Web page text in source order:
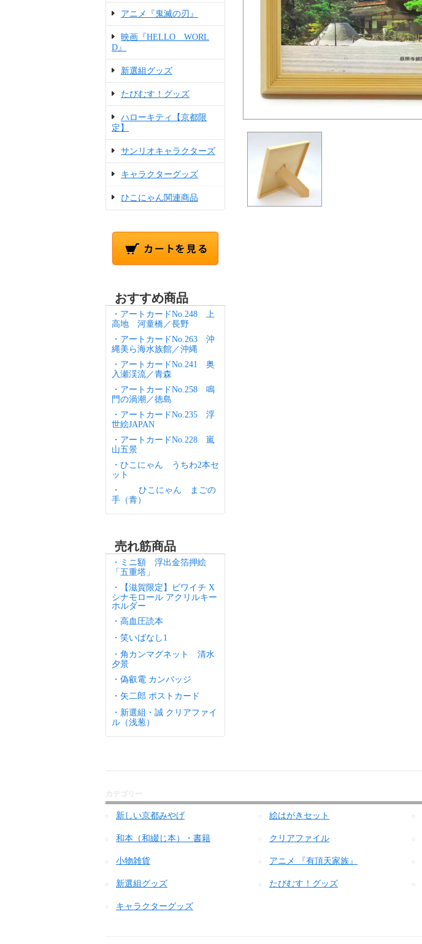
アニメ『鬼滅の刃』
映画『HELLO WORL
D』
新選組グッズ
たびむす！グッズ
ハローキティ【京都限
定】
サンリオキャラクターズ
キャラクターグッズ
ひこにゃん関連商品
おすすめ商品
・アートカードNo.248 上
高地 河童橋／長野
・アートカードNo.263 沖
縄美ら海水族館／沖縄
・アートカードNo.241 奥
入瀬渓流／青森
・アートカードNo.258 鳴
門の渦潮／徳島
・アートカードNo.235 浮
世絵JAPAN
・アートカードNo.228 嵐
山五景
・ひこにゃん うちわ2本セ
ット
・ ひこにゃん まごの
手（青）
売れ筋商品
・ミニ額 浮出金箔押絵
「五重塔」
・【滋賀限定】ビワイチ X
シナモロール アクリルキー
ホルダー
・高血圧読本
・笑いばなし1
・角カンマグネット 清水
夕景
・偽叡電 カンバッジ
・矢二郎 ポストカード
・新選組・誠 クリアファイ
ル（浅葱）
カテゴリー
新しい京都みやげ 絵はがきセット
和本（和綴じ本）・書籍 クリアファイル
小物雑貨 アニメ 『有頂天家族』
新選組グッズ たびむす！グッズ
キャラクターグッズ